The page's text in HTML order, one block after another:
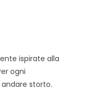
ispirate alla
ogni
storto.